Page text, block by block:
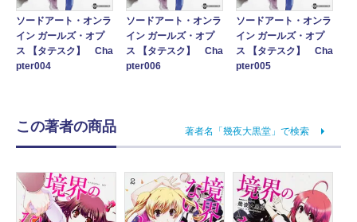
ソードアート・オンラ
イン ガールズ・オプ
ス 【タテスク】 Cha
pter004
ソードアート・オンラ
イン ガールズ・オプ
ス 【タテスク】 Cha
pter006
ソードアート・オンラ
イン ガールズ・オプ
ス 【タテスク】 Cha
pter005
この著者の商品 著者名「幾夜大黒堂」で検索